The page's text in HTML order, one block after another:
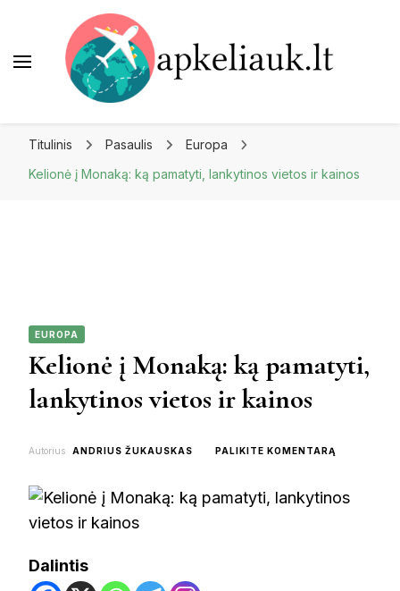
Titulinis Pasaulis
Europa
Kelionė į Monaką: ką pamatyti, lankytinos vietos ir kainos
EUROPA
Kelionė į Monaką: ką pamatyti,
lankytinos vietos ir kainos
Autorius ANDRIUS ŽUKAUSKAS PALIKITE KOMENTARĄ
MONAKĄ:
Dalintis